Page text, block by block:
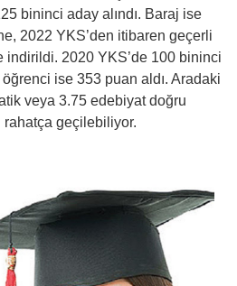
bininci aday alındı. Baraj ise
2022 YKS’den itibaren geçerli
indirildi. 2020 YKS’de 100 bininci
ise 353 puan aldı. Aradaki
veya 3.75 edebiyat doğru
rahatça geçilebiliyor.